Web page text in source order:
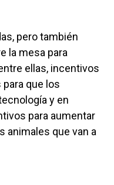
pero también
la mesa para
ellas, incentivos
que los
y en
para aumentar
animales que van a